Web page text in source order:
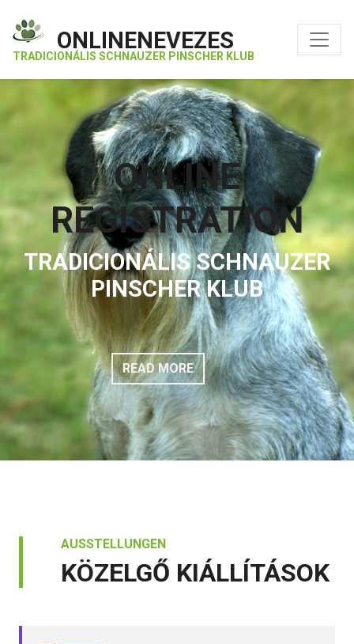
ONLINENEVEZES
TRADICIONÁLIS SCHNAUZER PINSCHER KLUB
ONLINE
REGISTRATION
TRADICIONÁLIS SCHNAUZER
PINSCHER KLUB
READ MORE
AUSSTELLUNGEN
KÖZELGŐ KIÁLLÍTÁSOK